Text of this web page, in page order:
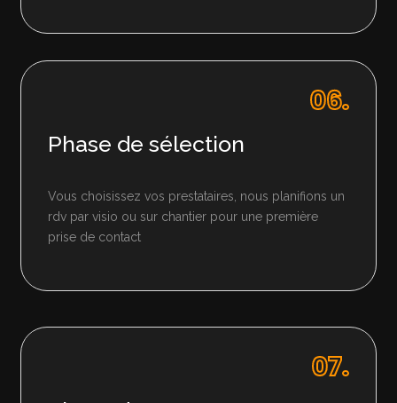
06.
Phase de sélection
Vous choisissez vos prestataires, nous planifions un
rdv par visio ou sur chantier pour une première
prise de contact
07.